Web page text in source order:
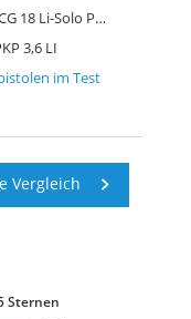
Einhell Akku-Heißklebepistole TE-CG 18 Li-Solo Power X-Change
3,6 LI
im Test
Vergleich
Sternen